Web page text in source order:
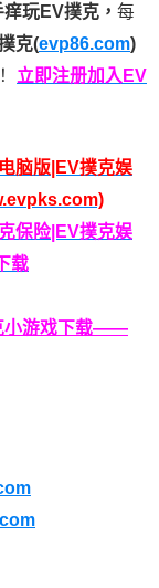
玩EV撲克， 每
克(evp86.com)
！ 立即注册加入EV
脑版|EV撲克娱
保险|EV撲克娱
载
小游戏下载——